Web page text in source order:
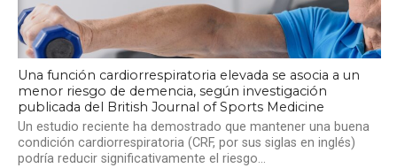
Una función cardiorrespiratoria elevada se asocia a un
menor riesgo de demencia, según investigación
publicada del British Journal of Sports Medicine
Un estudio reciente ha demostrado que mantener una buena
condición cardiorrespiratoria (CRF, por sus siglas en inglés)
podría reducir significativamente el riesgo...